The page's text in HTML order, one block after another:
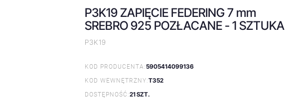
P3K19 ZAPIĘCIE FEDERING 7 mm
SREBRO 925 POZŁACANE - 1 SZTUKA
P3K19
KOD PRODUCENTA:5905414099136
KOD WEWNĘTRZNY:T352
DOSTĘPNOŚĆ:21 SZT.